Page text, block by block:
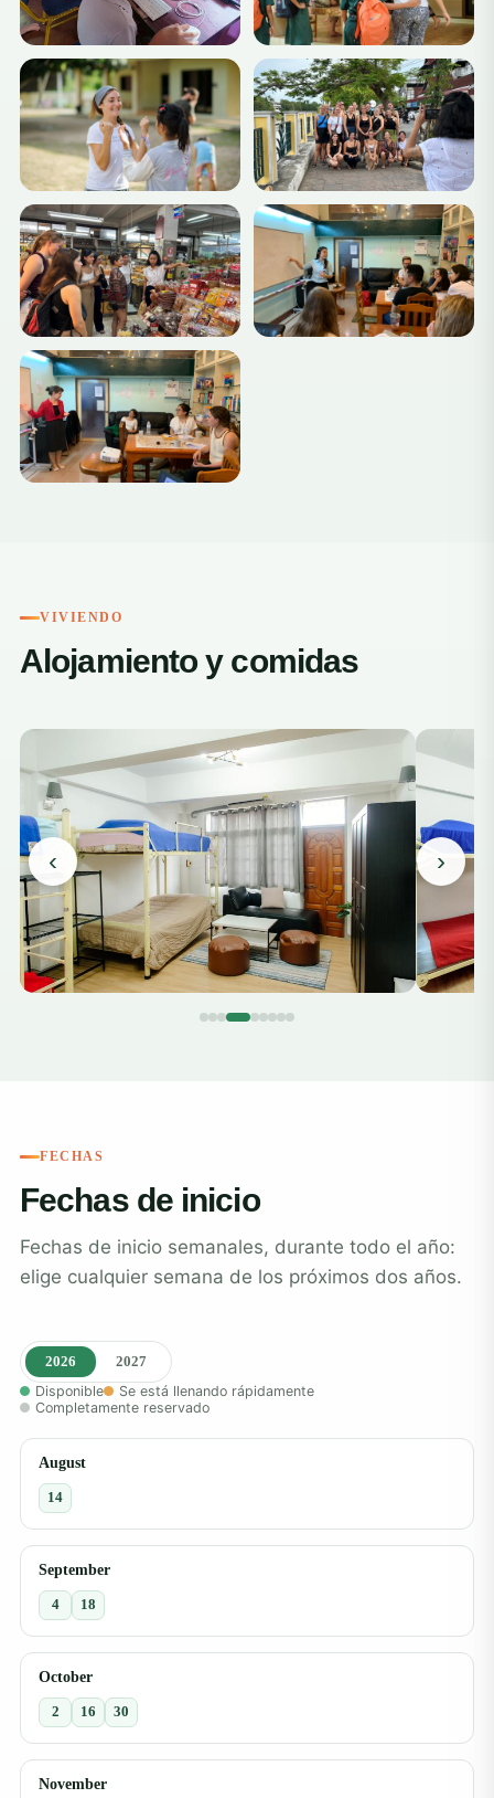
VIVIENDO
Alojamiento y comidas
‹ ›
FECHAS
Fechas de inicio
Fechas de inicio semanales, durante todo el año:
elige cualquier semana de los próximos dos años.
2026
2027
Disponible
Se está llenando rápidamente
Completamente reservado
August
14
September
4 18
October
2 16 30
November